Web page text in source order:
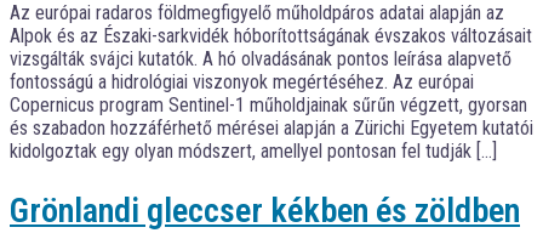
Az európai radaros földmegfigyelő műholdpáros adatai alapján az
Alpok és az Északi-sarkvidék hóborítottságának évszakos változásait
vizsgálták svájci kutatók. A hó olvadásának pontos leírása alapvető
fontosságú a hidrológiai viszonyok megértéséhez. Az európai
Copernicus program Sentinel-1 műholdjainak sűrűn végzett, gyorsan
és szabadon hozzáférhető mérései alapján a Zürichi Egyetem kutatói
kidolgoztak egy olyan módszert, amellyel pontosan fel tudják […]
Grönlandi gleccser kékben és zöldben